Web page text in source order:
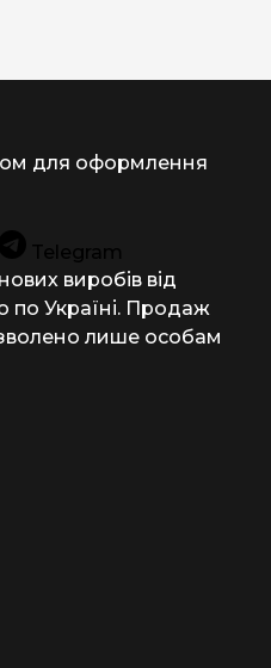
для оформлення
Telegram
виробів від
по Україні. Продаж
лише особам